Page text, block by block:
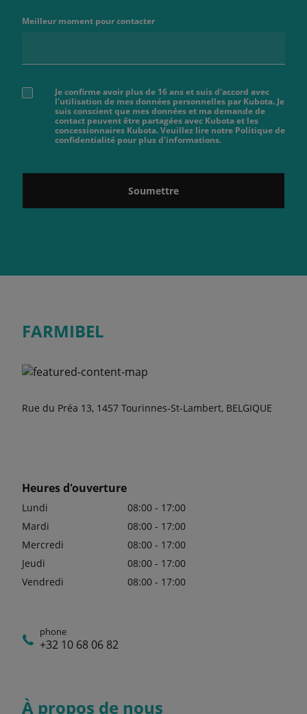
Meilleur moment pour contacter
Je confirme avoir plus de 16 ans et suis d'accord avec
l'utilisation de mes données personnelles par Kubota. Je
suis conscient que mes données et ma demande de
contact peuvent être partagées avec Kubota et les
concessionnaires Kubota. Veuillez lire notre Politique de
confidentialité pour plus d'informations.
Soumettre
FARMIBEL
Rue du Préa 13, 1457 Tourinnes-St-Lambert, BELGIQUE
Heures d'ouverture
Lundi
08:00 - 17:00
Mardi
08:00 - 17:00
Mercredi
08:00 - 17:00
Jeudi
08:00 - 17:00
Vendredi
08:00 - 17:00
phone
+32 10 68 06 82
À propos de nous